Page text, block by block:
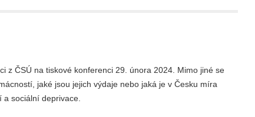
z ČSÚ na tiskové konferenci 29. února 2024. Mimo jiné se
jaké jsou jejich výdaje nebo jaká je v Česku míra
a sociální deprivace.